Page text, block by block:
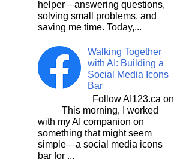
helper—answering questions,
solving small problems, and
saving me time. Today,...
Walking Together
with AI: Building a
Social Media Icons
Bar
Follow AI123.ca on
This morning, I worked
with my AI companion on
something that might seem
simple—a social media icons
bar for ...